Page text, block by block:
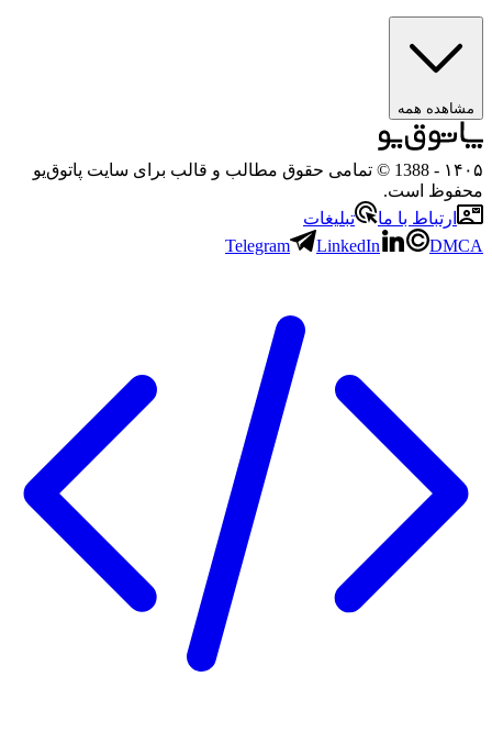
مشاهده همه
۱۴۰۵
- 1388 © تمامی حقوق مطالب و قالب برای سایت پاتوق‌یو
محفوظ است.
ارتباط با ما
تبلیغات
Telegram
LinkedIn DMCA